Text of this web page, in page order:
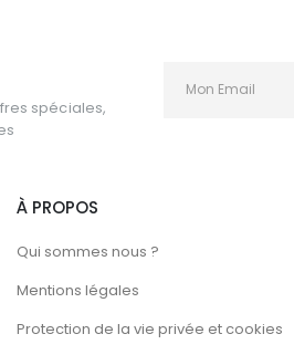
spéciales,
À PROPOS
Qui sommes nous ?
Mentions légales
Protection de la vie privée et cookies